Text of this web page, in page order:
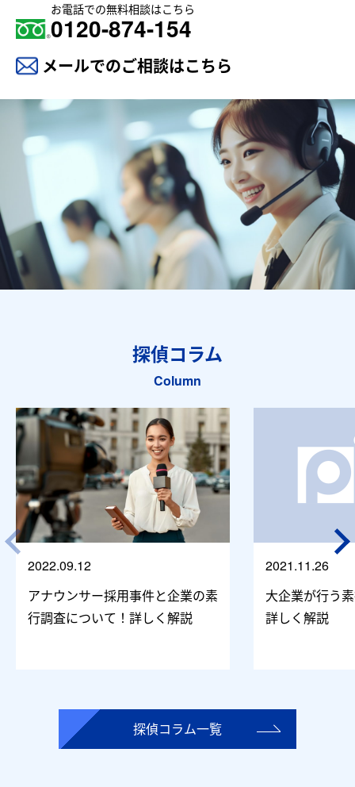
お電話での無料相談はこちら
0120-874-154
メールでのご相談はこちら
探偵コラム
Column
2022.09.12
アナウンサー採用事件と企業の素
行調査について！詳しく解説
2021.11.26
大企業が行う
詳しく解説
探偵コラム一覧